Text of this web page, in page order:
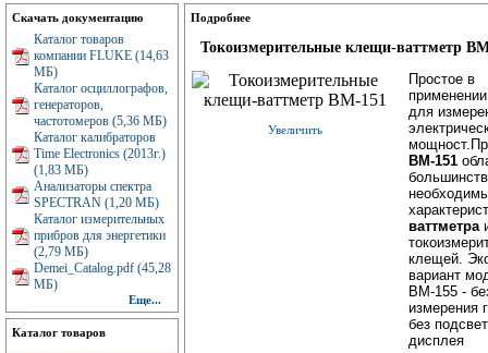
Скачать документацию
Каталог товаров
компании FLUKE (14,63
МБ)
Каталог осциллографов,
генераторов,
частотомеров (5,36 МБ)
Каталог калибраторов
Time Electronics (2013г.)
(1,83 МБ)
Анализаторы спектра
SPECTRAN (1,20 МБ)
Каталог измерительных
прибров для энергетики
(2,79 МБ)
Demei_Catalog.pdf (45,28
МБ)
Еще...
Каталог товаров
Подробнее
Токоизмерительные клещи-ваттметр
Увеличить
Простое в
для
ВМ-151
ваттметра
клещей.
вариант
ВМ-155 -
измерения
без
дисплея